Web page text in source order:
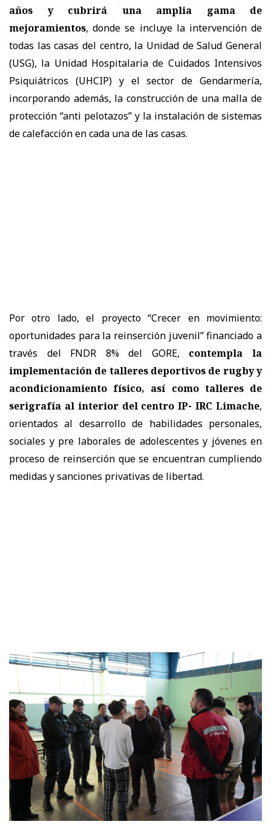
años y cubrirá una amplia gama de
mejoramientos, donde se incluye la intervención de
todas las casas del centro, la Unidad de Salud General
(USG), la Unidad Hospitalaria de Cuidados Intensivos
Psiquiátricos (UHCIP) y el sector de Gendarmería,
incorporando además, la construcción de una malla de
protección “anti pelotazos” y la instalación de sistemas
de calefacción en cada una de las casas.
Por otro lado, el proyecto “Crecer en movimiento:
oportunidades para la reinserción juvenil” financiado a
través del FNDR 8% del GORE,
contempla la
implementación de talleres deportivos de rugby y
acondicionamiento físico, así como talleres de
serigrafía al interior del centro IP- IRC Limache,
orientados al desarrollo de habilidades personales,
sociales y pre laborales de adolescentes y jóvenes en
proceso de reinserción que se encuentran cumpliendo
medidas y sanciones privativas de libertad.